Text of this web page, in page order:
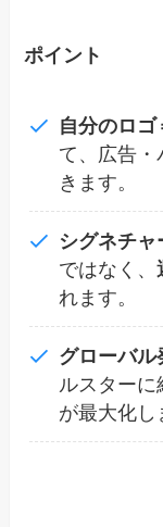
ポイント
自分のロ
て、広告・
きます。
シグネチャ
ではなく、
れます。
グローバル
ルスターに
が最大化し